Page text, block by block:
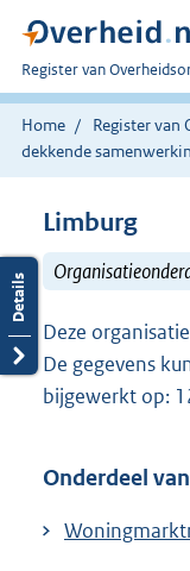
U
bent
nu
hier:
Register van
Home Register van
dekkende
Limburg
Deze
De gegevens
bijgewerkt op:
Onderdeel van